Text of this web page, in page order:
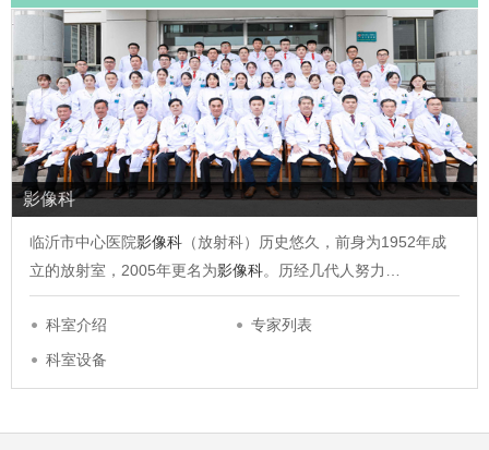
影像科
临沂市中心医院影像科 （放射科）历史悠久，前身为1952年成
立的放射室，2005年更名为影像科。历经几代人努力…
科室介绍
专家列表
科室设备